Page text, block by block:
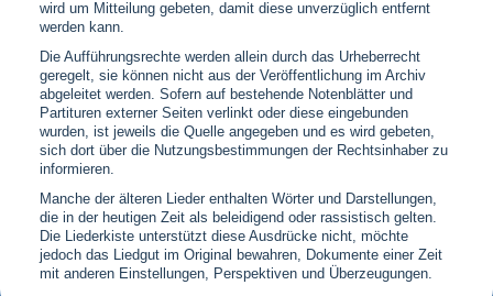
wird um Mitteilung gebeten, damit diese unverzüglich entfernt
werden kann.
Die Aufführungsrechte werden allein durch das Urheberrecht
geregelt, sie können nicht aus der Veröffentlichung im Archiv
abgeleitet werden. Sofern auf bestehende Notenblätter und
Partituren externer Seiten verlinkt oder diese eingebunden
wurden, ist jeweils die Quelle angegeben und es wird gebeten,
sich dort über die Nutzungsbestimmungen der Rechtsinhaber zu
informieren.
Manche der älteren Lieder enthalten Wörter und Darstellungen,
die in der heutigen Zeit als beleidigend oder rassistisch gelten.
Die Liederkiste unterstützt diese Ausdrücke nicht, möchte
jedoch das Liedgut im Original bewahren, Dokumente einer Zeit
mit anderen Einstellungen, Perspektiven und Überzeugungen.